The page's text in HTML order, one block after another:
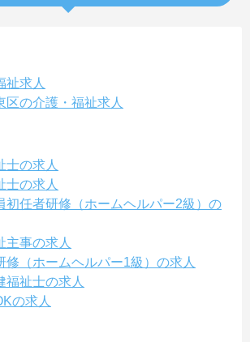
祉求人
区の介護・福祉求人
士の求人
士の求人
初任者研修（ホームヘルパー2級）の
主事の求人
修（ホームヘルパー1級）の求人
福祉士の求人
の求人